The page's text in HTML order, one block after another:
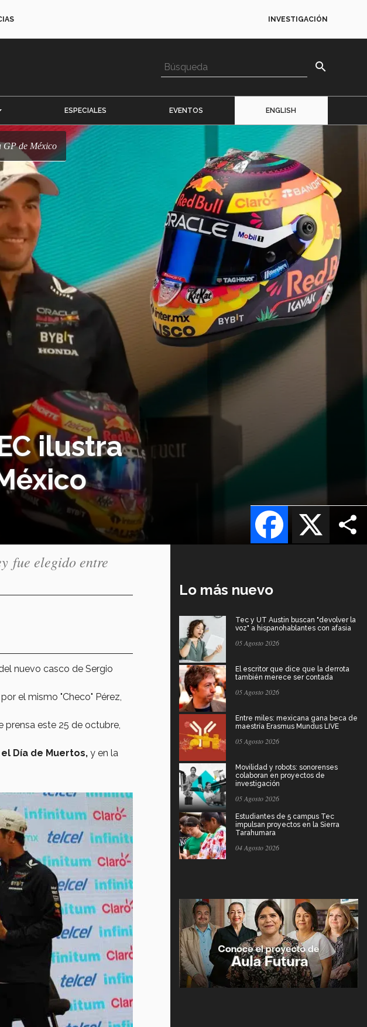
INVESTIGACIÓN
search
ESPECIALES EVENTOS ENGLISH
GP de México
ilustra
X
Facebook
fue elegido entre
nuevo casco de Sergio
el mismo "Checo" Pérez,
este 25 de octubre,
Día de Muertos, y en la
Lo más nuevo
Tec y UT Austin buscan "devolver la
voz" a hispanohablantes con afasia
05 Agosto 2026
El escritor que dice que la derrota
también merece ser contada
05 Agosto 2026
Entre miles: mexicana gana beca de
maestría Erasmus Mundus LIVE
05 Agosto 2026
Movilidad y robots: sonorenses
colaboran en proyectos de
investigación
05 Agosto 2026
Estudiantes de 5 campus Tec
impulsan proyectos en la Sierra
Tarahumara
04 Agosto 2026